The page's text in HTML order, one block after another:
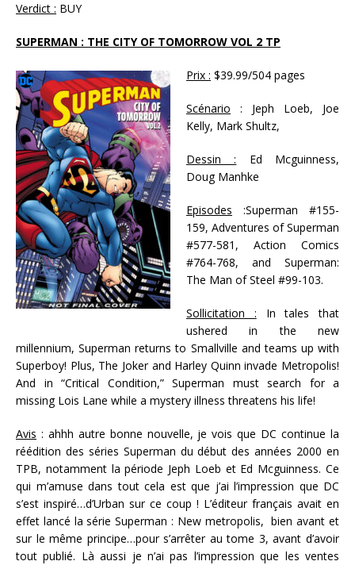
Verdict : BUY
SUPERMAN : THE CITY OF TOMORROW VOL 2 TP
Prix : $39.99/504 pages
Scénario : Jeph Loeb, Joe
Kelly, Mark Shultz,
Dessin : Ed Mcguinness,
Doug Manhke
Episodes :Superman #155-
159, Adventures of Superman
#577-581, Action Comics
#764-768, and Superman:
The Man of Steel #99-103.
Sollicitation : In tales that
ushered in the new
millennium, Superman returns to Smallville and teams up with
Superboy! Plus, The Joker and Harley Quinn invade Metropolis!
And in “Critical Condition,” Superman must search for a
missing Lois Lane while a mystery illness threatens his life!
Avis : ahhh autre bonne nouvelle, je vois que DC continue la
réédition des séries Superman du début des années 2000 en
TPB, notamment la période Jeph Loeb et Ed Mcguinness. Ce
qui m’amuse dans tout cela est que j’ai l’impression que DC
s’est inspiré…d’Urban sur ce coup ! L’éditeur français avait en
effet lancé la série Superman : New metropolis, bien avant et
sur le même principe…pour s’arrêter au tome 3, avant d’avoir
tout publié. Là aussi je n’ai pas l’impression que les ventes